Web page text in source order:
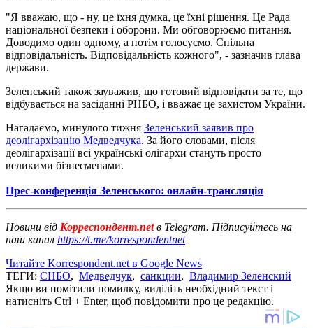
"Я вважаю, що - ну, це їхня думка, це їхні рішення. Це Рада
національної безпеки і оборони. Ми обговорюємо питання.
Доводимо один одному, а потім голосуємо. Спільна
відповідальність. Відповідальність кожного", - зазначив глава
держави.
Зеленський також зауважив, що готовий відповідати за те, що
відбувається на засіданні РНБО, і вважає це захистом України.
Нагадаємо, минулого тижня Зеленський заявив про
деолігархізацію Медведчука. За його словами, після
деолігархізації всі українські олігархи стануть просто
великими бізнесменами.
Прес-конференція Зеленського: онлайн-трансляція
Новини від Корреспондент.netв Telegram. Підписуйтесь на
наш канал https://t.me/korrespondentnet
Читайте Korrespondent.net в Google News
ТЕГИ: СНБО, Медведчук, санкции, Владимир Зеленский
Якщо ви помітили помилку, виділіть необхідний текст і
натисніть Ctrl + Enter, щоб повідомити про це редакцію.